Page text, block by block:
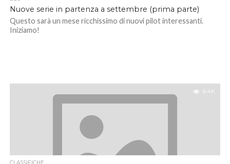
Nuove serie in partenza a settembre (prima parte)
Questo sarà un mese ricchissimo di nuovi pilot interessanti.
Iniziamo!
6.4K